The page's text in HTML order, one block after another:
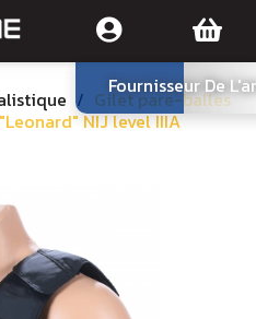
Fournisseur De
Gilet pare-balles
NIJ level IIIA